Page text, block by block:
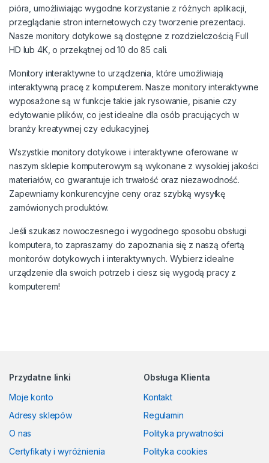
pióra, umożliwiając wygodne korzystanie z różnych aplikacji,
przeglądanie stron internetowych czy tworzenie prezentacji.
Nasze monitory dotykowe są dostępne z rozdzielczością Full
HD lub 4K, o przekątnej od 10 do 85 cali.
Monitory interaktywne to urządzenia, które umożliwiają
interaktywną pracę z komputerem. Nasze monitory interaktywne
wyposażone są w funkcje takie jak rysowanie, pisanie czy
edytowanie plików, co jest idealne dla osób pracujących w
branży kreatywnej czy edukacyjnej.
Wszystkie monitory dotykowe i interaktywne oferowane w
naszym sklepie komputerowym są wykonane z wysokiej jakości
materiałów, co gwarantuje ich trwałość oraz niezawodność.
Zapewniamy konkurencyjne ceny oraz szybką wysyłkę
zamówionych produktów.
Jeśli szukasz nowoczesnego i wygodnego sposobu obsługi
komputera, to zapraszamy do zapoznania się z naszą ofertą
monitorów dotykowych i interaktywnych. Wybierz idealne
urządzenie dla swoich potrzeb i ciesz się wygodą pracy z
komputerem!
Przydatne linki
Moje konto
Adresy sklepów
O nas
Certyfikaty i wyróżnienia
Obsługa Klienta
Kontakt
Regulamin
Polityka prywatności
Polityka cookies